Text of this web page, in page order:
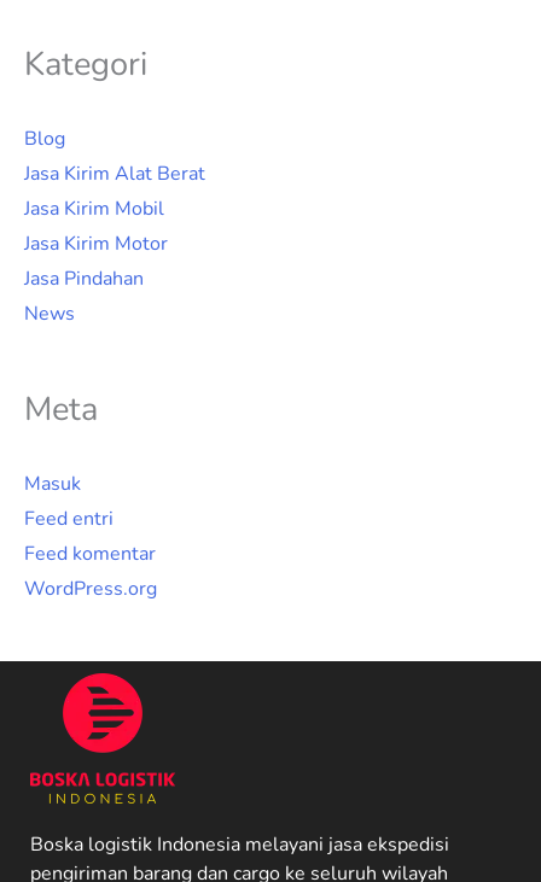
Kategori
Blog
Jasa Kirim Alat Berat
Jasa Kirim Mobil
Jasa Kirim Motor
Jasa Pindahan
News
Meta
Masuk
Feed entri
Feed komentar
WordPress.org
Boska logistik Indonesia melayani jasa ekspedisi
pengiriman barang dan cargo ke seluruh wilayah